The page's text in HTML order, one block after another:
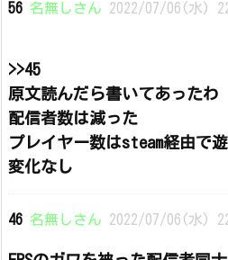
56 名無しさん 2022/07/06(水)
>>45
原文読んだら書いてあったわ
配信者数は減った
プレイヤー数はsteam経由で
変化なし
46 名無しさん 2022/07/06(水)